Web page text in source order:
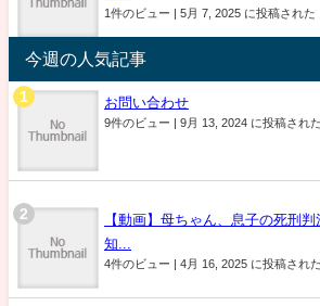
1件のビュー | 5月 7, 2025 に投稿された
今週の人気記事
お問い合わせ
9件のビュー | 9月 13, 2024 に投稿された
【動画】母ちゃん、息子の死刑
知...
4件のビュー | 4月 16, 2025 に投稿された